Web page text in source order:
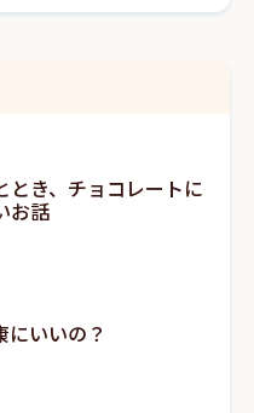
とき、チョコレートに
お話
にいいの？